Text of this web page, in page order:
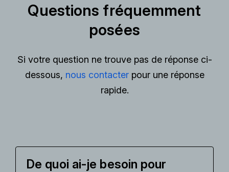
Questions fréquemment
posées
Si votre question ne trouve pas de réponse ci-
dessous, nous contacterpour une réponse
rapide.
De quoi ai-je besoin pour